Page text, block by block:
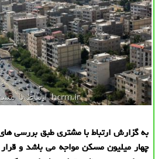
به گزارش ارتباط با مشتری طبق بررسی
چهار میلیون مسكن مواجه می باشد و